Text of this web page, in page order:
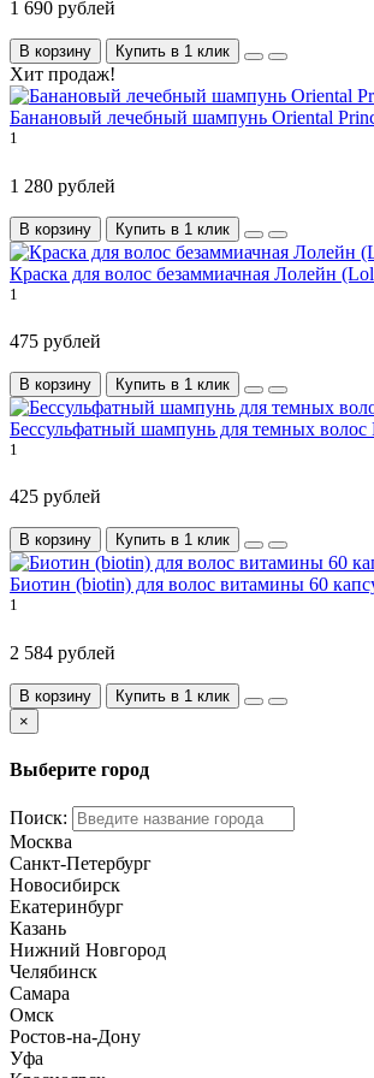
1 690 рублей
В корзину Купить в 1 клик
Хит продаж!
Банановый лечебный шампунь Oriental
1
1 280 рублей
В корзину Купить в 1 клик
Краска для волос безаммиачная Лолейн
1
475 рублей
В корзину Купить в 1 клик
Бессульфатный шампунь для темных
1
425 рублей
В корзину Купить в 1 клик
Биотин (biotin) для волос витамины 60
1
2 584 рублей
В корзину
Купить в 1 клик
×
Выберите город
Поиск:
Москва
Санкт-Петербург
Новосибирск
Екатеринбург
Казань
Нижний Новгород
Челябинск
Самара
Омск
Ростов-на-Дону
Уфа